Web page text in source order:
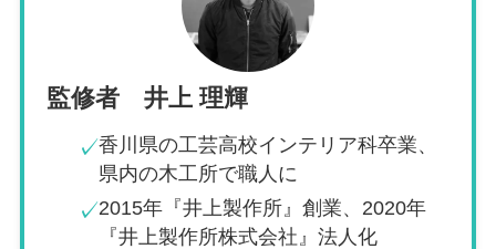
監修者 井上 理輝
✓香川県の工芸高校インテリア科卒業、
県内の木工所で職人に
✓2015年『井上製作所』創業、2020年
『井上製作所株式会社』法人化